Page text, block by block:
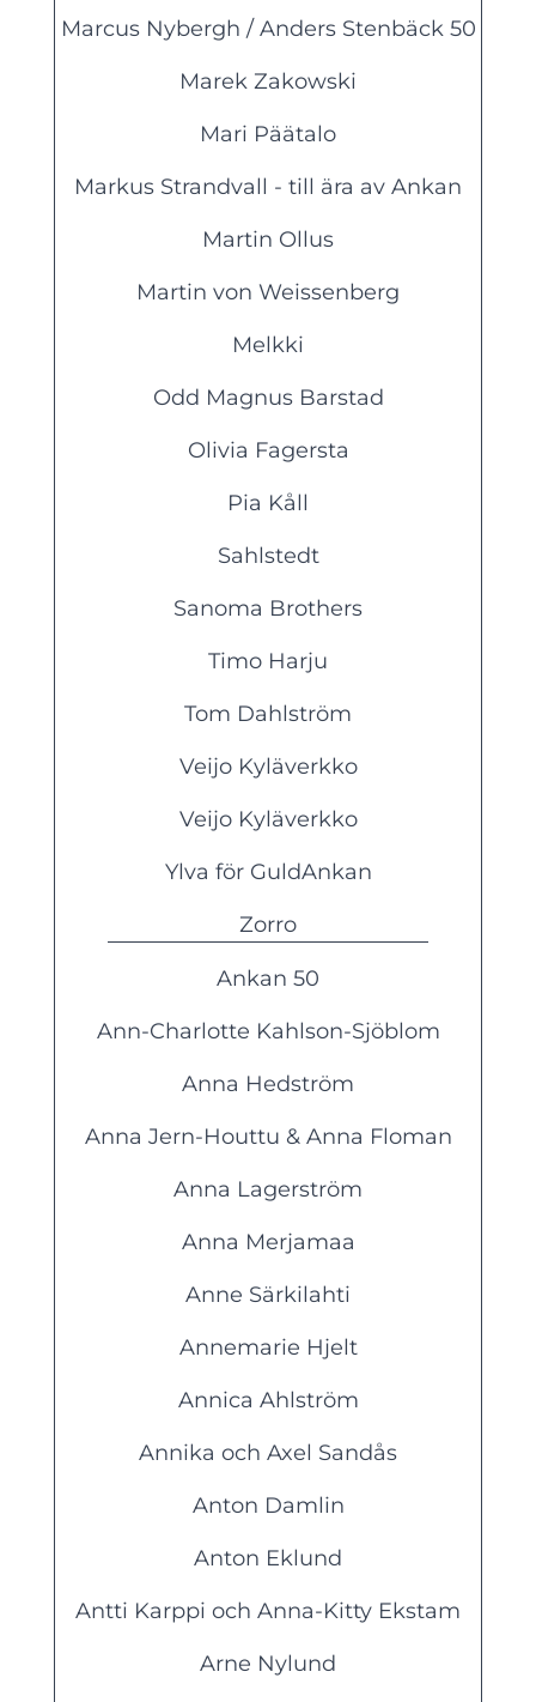
Marcus Nybergh / Anders Stenbäck 50
Marek Zakowski
Mari Päätalo
Markus Strandvall - till ära av Ankan
Martin Ollus
Martin von Weissenberg
Melkki
Odd Magnus Barstad
Olivia Fagersta
Pia Kåll
Sahlstedt
Sanoma Brothers
Timo Harju
Tom Dahlström
Veijo Kyläverkko
Veijo Kyläverkko
Ylva för GuldAnkan
Zorro
Ankan 50
Ann-Charlotte Kahlson-Sjöblom
Anna Hedström
Anna Jern-Houttu & Anna Floman
Anna Lagerström
Anna Merjamaa
Anne Särkilahti
Annemarie Hjelt
Annica Ahlström
Annika och Axel Sandås
Anton Damlin
Anton Eklund
Antti Karppi och Anna-Kitty Ekstam
Arne Nylund